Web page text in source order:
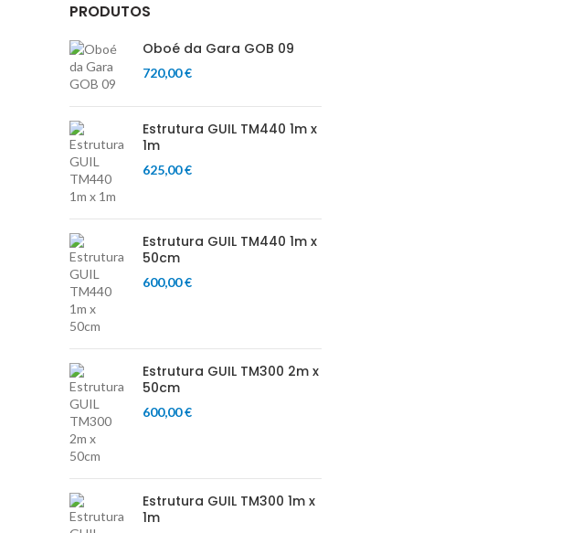
PRODUTOS
Oboé da Gara GOB 09
720,00€
Estrutura GUIL TM440 1m x
1m
625,00€
Estrutura GUIL TM440 1m x
50cm
600,00€
Estrutura GUIL TM300 2m x
50cm
600,00€
Estrutura GUIL TM300 1m x
1m